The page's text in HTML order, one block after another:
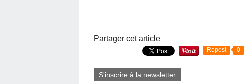
Partager cet article
Repost 0
S'inscrire à la newsletter